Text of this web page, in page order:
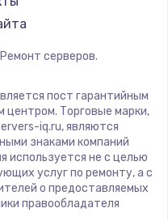
/ демонтаж
серверов.
пост гарантийным
центром. Торговые марки,
iq.ru, являются
знаками компаний
используется не с целью
услуг по ремонту, а с
о предоставляемых
правообладателя